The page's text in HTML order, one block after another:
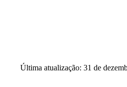
Última atualização: 31 de